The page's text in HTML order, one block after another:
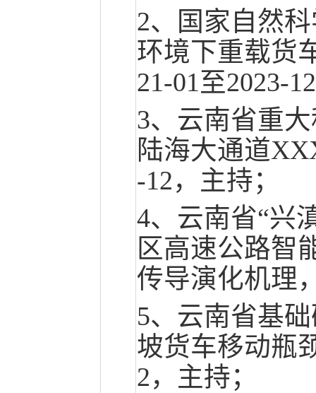
2、国家自然
环境下重载货
21-01至2023-
3、云南省重
陆海大通道
-12，主持；
4、云南省“兴
区高速公路智
传导演化机理
5、云南省基
坡货车移动瓶
2，主持；